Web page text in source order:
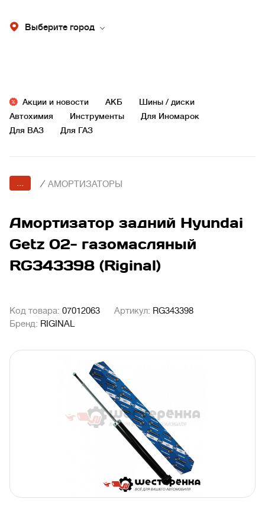
Выберите город
Акции и новости АКБ
Шины / диски
Автохимия
Инструменты
Для Иномарок
Для ВАЗ
Для ГАЗ
... / АМОРТИЗАТОРЫ
Амортизатор задний Hyundai
Getz 02- газомасляный
RG343398 (Riginal)
Код товара: 07012063 Артикул: RG343398
Бренд: RIGINAL